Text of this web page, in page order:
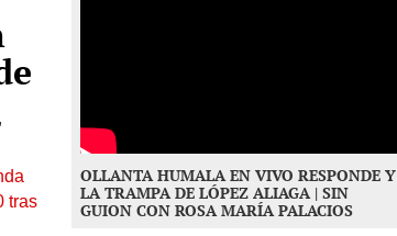
,
tras
OLLANTA HUMALA EN VIVO RESPONDE Y
LA TRAMPA DE LÓPEZ ALIAGA | SIN
GUION CON ROSA MARÍA PALACIOS